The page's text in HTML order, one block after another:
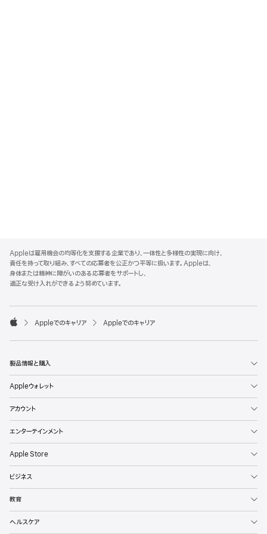
p
p
l
e
o
t
Appleは雇用機会の均等化を支援する企業であり、一体性と多様性の実現に向け、
責任を持って取り組み、すべての応募者を公正かつ平等に扱います。Appleは、
身体または精神に障がいのある応募者をサポートし、
適正な受け入れができるよう努めています。

p
l
Appleでのキャリア Appleでのキャリア
製品情報と購入
Appleウォレット
アカウント
エンターテインメント
Apple Store
ビジネス
教育
ヘルスケア